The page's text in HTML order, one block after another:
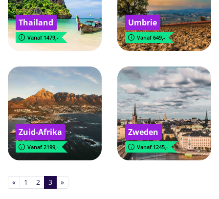
Thailand
Vanaf 1479,-
Umbrie
Vanaf 649,-
Zuid-Afrika
Vanaf 2199,-
Zweden
Vanaf 1245,-
« 1 2 3 »